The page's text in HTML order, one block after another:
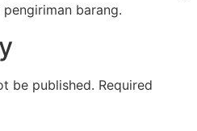
barang.
be published. Required